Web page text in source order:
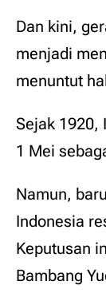
Dan kini,
menjadi
menuntut
Sejak 1920,
1 Mei
Namun,
Indonesia
Keputusan
Bambang